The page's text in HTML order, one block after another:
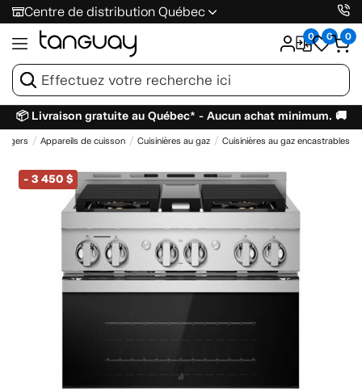
Centre de distribution Québec
0 0 0
📦 Livraison gratuite au Québec* - Aucun achat minimum. 🚚
Appareils de cuisson Cuisinières au gaz Cuisinières au gaz encastrables
- 3 450 $